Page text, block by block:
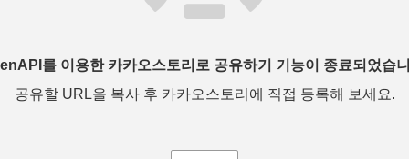
를 이용한 카카오스토리로 공유하기 기능이 종료되었습
공유할 URL을 복사 후 카카오스토리에 직접 등록해 보세요.